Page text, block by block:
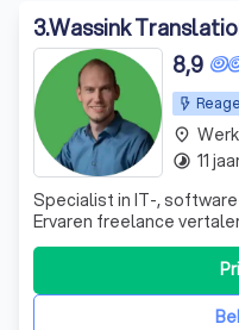
3.Wassink
8,9
Specialist in IT-,
Ervaren freelance
Nederlands, met oog
place
timelapse 11